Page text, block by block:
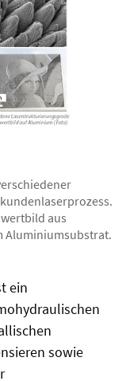
aus
Aluminiumsubstrat.
ein
sowie